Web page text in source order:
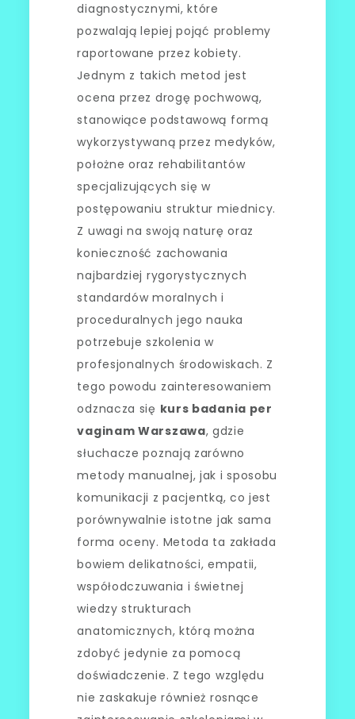
diagnostycznymi, które
pozwalają lepiej pojąć problemy
raportowane przez kobiety.
Jednym z takich metod jest
ocena przez drogę pochwową,
stanowiące podstawową formą
wykorzystywaną przez medyków,
położne oraz rehabilitantów
specjalizujących się w
postępowaniu struktur miednicy.
Z uwagi na swoją naturę oraz
konieczność zachowania
najbardziej rygorystycznych
standardów moralnych i
proceduralnych jego nauka
potrzebuje szkolenia w
profesjonalnych środowiskach. Z
tego powodu zainteresowaniem
odznacza się kurs badania per
vaginam Warszawa, gdzie
słuchacze poznają zarówno
metody manualnej, jak i sposobu
komunikacji z pacjentką, co jest
porównywalnie istotne jak sama
forma oceny. Metoda ta zakłada
bowiem delikatności, empatii,
współodczuwania i świetnej
wiedzy strukturach
anatomicznych, którą można
zdobyć jedynie za pomocą
doświadczenie. Z tego względu
nie zaskakuje również rosnące